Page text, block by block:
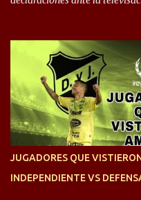
ojalá sea lo mejor para el
siempre en mi corazón”.
quise dar lo mejor. Si me
hincha”. 🎙️“El equipo hizo un
resultado. Es nuestro
enfocamos en la preparación
JUGADORES QUE
INDEPENDIENTE VS